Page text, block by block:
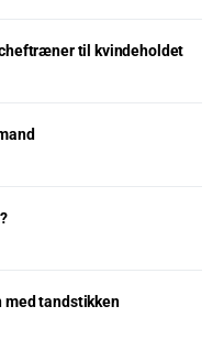
til kvindeholdet
tandstikken